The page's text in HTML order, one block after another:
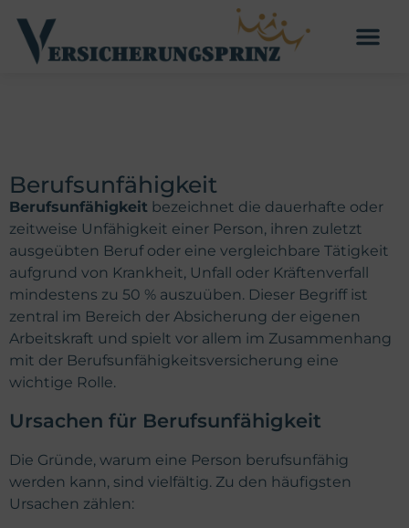
Berufsunfähigkeit
Berufsunfähigkeit bezeichnet die dauerhafte oder
zeitweise Unfähigkeit einer Person, ihren zuletzt
ausgeübten Beruf oder eine vergleichbare Tätigkeit
aufgrund von Krankheit, Unfall oder Kräftenverfall
mindestens zu 50 % auszuüben. Dieser Begriff ist
zentral im Bereich der Absicherung der eigenen
Arbeitskraft und spielt vor allem im Zusammenhang
mit der Berufsunfähigkeitsversicherung eine
wichtige Rolle.
Ursachen für Berufsunfähigkeit
Die Gründe, warum eine Person berufsunfähig
werden kann, sind vielfältig. Zu den häufigsten
Ursachen zählen: